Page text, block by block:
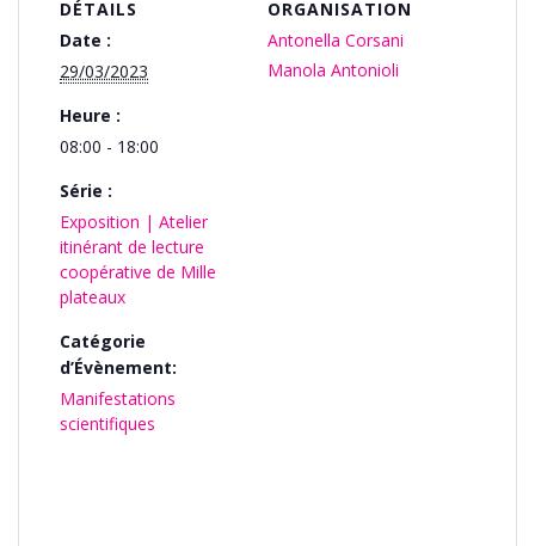
DÉTAILS
Date :
29/03/2023
Heure :
08:00 - 18:00
Série :
Exposition | Atelier
itinérant de lecture
coopérative de Mille
plateaux
Catégorie
d’Évènement:
Manifestations
scientifiques
ORGANISATION
Antonella Corsani
Manola Antonioli